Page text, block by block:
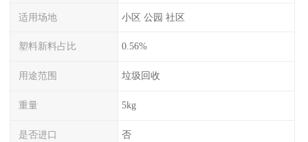
适用场地 小区 公园 社区
塑料新料占比 0.56%
用途范围 垃圾回收
重量 5kg
是否进口 否